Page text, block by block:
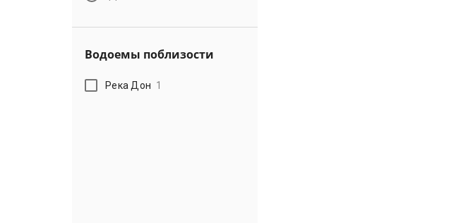
Водоемы поблизости
Река Дон 1